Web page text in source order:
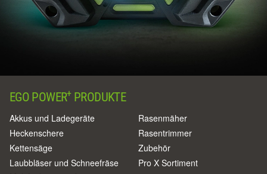
EGO POWER+PRODUKTE
Akkus und Ladegeräte
Heckenschere
Kettensäge
Laubbläser und Schneefräse
Rasenmäher
Rasentrimmer
Zubehör
Pro X Sortiment